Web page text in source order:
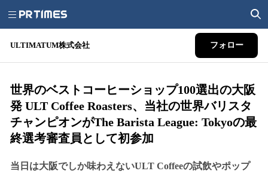
ULTIMATUM株式会社 フォロー
世界のベストコーヒーショップ100選出の大阪
発 ULT Coffee Roasters、当社の世界バリスタ
チャンピオンがThe Barista League: Tokyoの最
終選考審査員として初参加
当日は大阪でしか味わえないULT Coffeeの試飲やポップ